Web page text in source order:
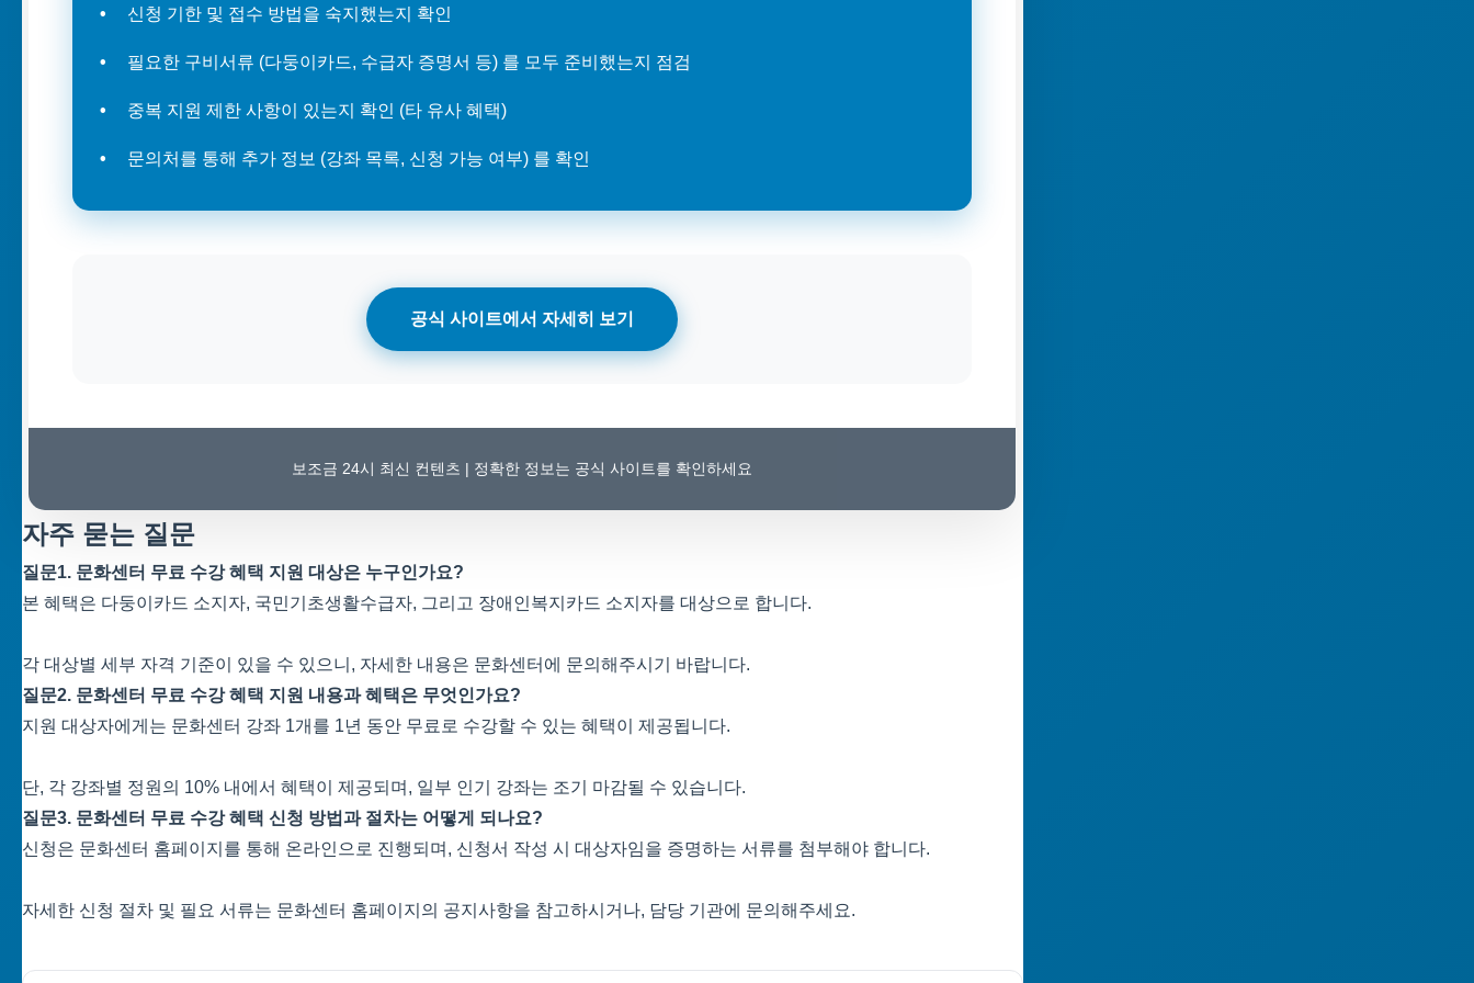
신청 기한 및 접수 방법을 숙지했는지 확인
필요한 구비서류 (다둥이카드, 수급자 증명서 등) 를 모두 준비했는지 점검
중복 지원 제한 사항이 있는지 확인 (타 유사 혜택)
문의처를 통해 추가 정보 (강좌 목록, 신청 가능 여부) 를 확인
공식 사이트에서 자세히 보기
보조금 24시 최신 컨텐츠 | 정확한 정보는 공식 사이트를 확인하세요
자주 묻는 질문
질문1. 문화센터 무료 수강 혜택 지원 대상은 누구인가요?
본 혜택은 다둥이카드 소지자, 국민기초생활수급자, 그리고 장애인복지카드 소지자를 대상으로 합니다.
각 대상별 세부 자격 기준이 있을 수 있으니, 자세한 내용은 문화센터에 문의해주시기 바랍니다.
질문2. 문화센터 무료 수강 혜택 지원 내용과 혜택은 무엇인가요?
지원 대상자에게는 문화센터 강좌 1개를 1년 동안 무료로 수강할 수 있는 혜택이 제공됩니다.
단, 각 강좌별 정원의 10% 내에서 혜택이 제공되며, 일부 인기 강좌는 조기 마감될 수 있습니다.
질문3. 문화센터 무료 수강 혜택 신청 방법과 절차는 어떻게 되나요?
신청은 문화센터 홈페이지를 통해 온라인으로 진행되며, 신청서 작성 시 대상자임을 증명하는 서류를 첨부해야 합니다.
자세한 신청 절차 및 필요 서류는 문화센터 홈페이지의 공지사항을 참고하시거나, 담당 기관에 문의해주세요.